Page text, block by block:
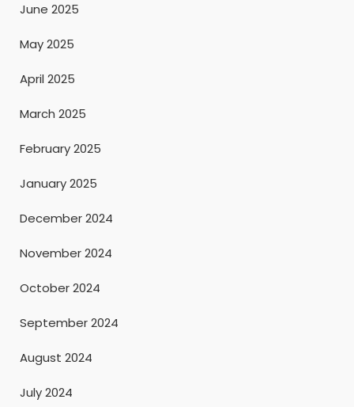
June 2025
May 2025
April 2025
March 2025
February 2025
January 2025
December 2024
November 2024
October 2024
September 2024
August 2024
July 2024